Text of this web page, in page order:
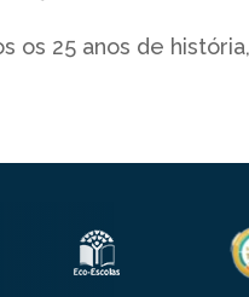
os 25 anos de